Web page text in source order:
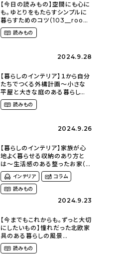
【今日の読みもの】空間にも心に
も。ゆとりをもたらすシンプルに
暮らすためのコツ（103__room
さん）
読みもの
2024.9.28
【暮らしのインテリア】１から自分
たちでつくる外構計画〜小さな
平屋と大きな庭のある暮らし
（tsumikiniwaさん）
読みもの
2024.9.26
【暮らしのインテリア】家族が心
地よく暮らせる収納のあり方と
は〜生活感のある整ったお家（
kaya___ieさん）
インテリア
コラム
読みもの
2024.9.23
【今までもこれからも。ずっと大切
にしたいもの】憧れだった北欧家
具のある暮らしの風景
（m._.k_homeさん）
読みもの